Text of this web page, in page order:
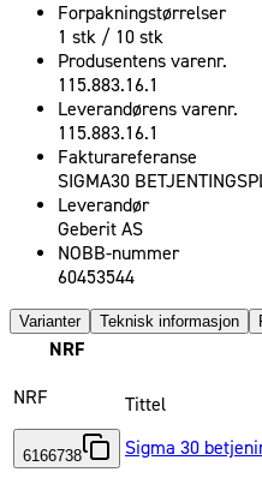
Forpakningstørrelser
1 stk / 10 stk
Produsentens varenr.
115.883.16.1
Leverandørens varenr.
115.883.16.1
Fakturareferanse
SIGMA30
Leverandør
Geberit AS
NOBB-nummer
60453544
Varianter Teknisk informasjon
NRF
NRF
6166738
Tittel
Sigma 30